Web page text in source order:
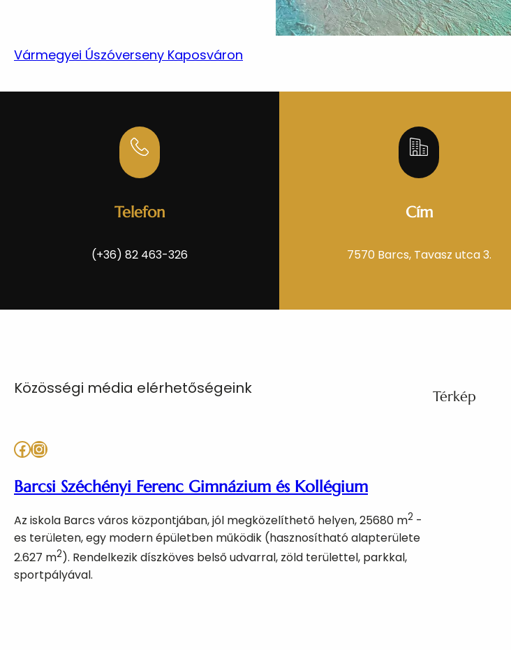
Vármegyei Úszóverseny Kaposváron
Telefon
(+36) 82 463-326
Cím
7570 Barcs, Tavasz utca 3.
Közösségi média elérhetőségeink
Facebook Instagram
Barcsi Széchényi Ferenc Gimnázium és Kollégium
Az iskola Barcs város központjában, jól megközelíthető helyen, 25680 m2 -
es területen, egy modern épületben működik (hasznosítható alapterülete
2.627 m2). Rendelkezik díszköves belső udvarral, zöld területtel, parkkal,
sportpályával.
Térkép